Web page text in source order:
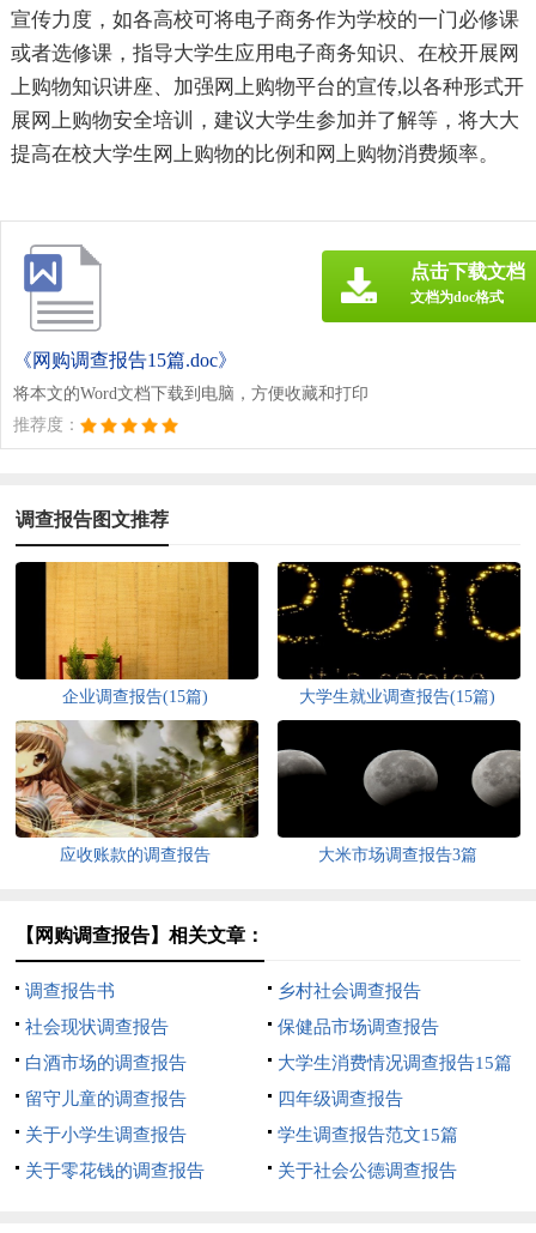
宣传力度，如各高校可将电子商务作为学校的一门必修课
或者选修课，指导大学生应用电子商务知识、在校开展网
上购物知识讲座、加强网上购物平台的宣传,以各种形式开
展网上购物安全培训，建议大学生参加并了解等，将大大
提高在校大学生网上购物的比例和网上购物消费频率。
《网购调查报告15篇.doc》
将本文的Word文档下载到电脑，方便收藏和打印
推荐度：
点击下载文档
文档为doc格式
调查报告图文推荐
企业调查报告(15篇) 大学生就业调查报告(15篇)
应收账款的调查报告 大米市场调查报告3篇
【网购调查报告】相关文章：
调查报告书
乡村社会调查报告
社会现状调查报告
保健品市场调查报告
白酒市场的调查报告
大学生消费情况调查报告15篇
留守儿童的调查报告
四年级调查报告
关于小学生调查报告
学生调查报告范文15篇
关于零花钱的调查报告
关于社会公德调查报告